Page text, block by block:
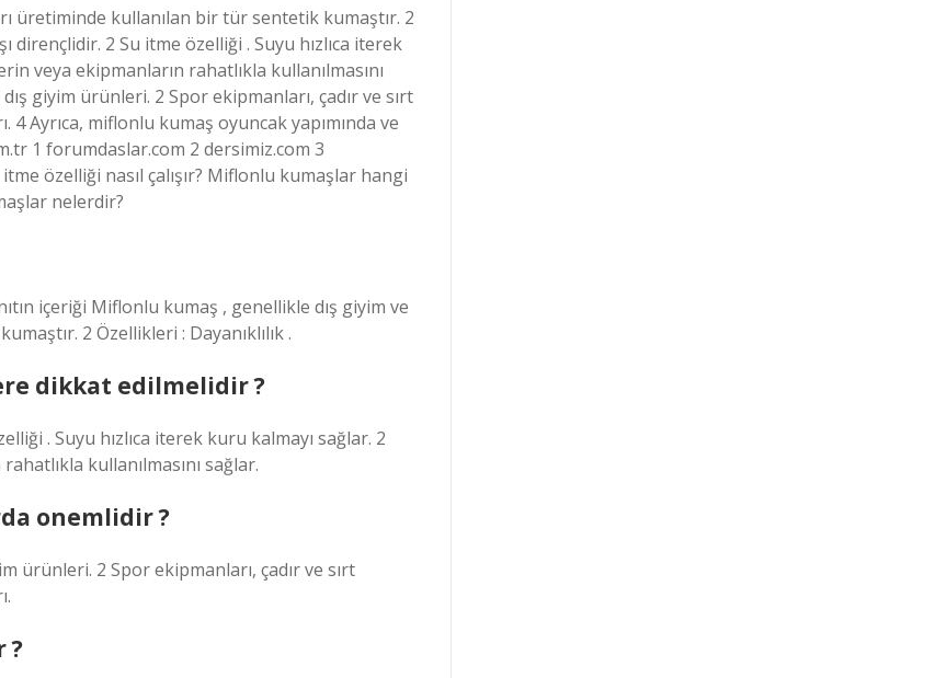
üretiminde kullanılan bir tür sentetik kumaştır. 2
dirençlidir. 2 Su itme özelliği . Suyu hızlıca iterek
veya ekipmanların rahatlıkla kullanılmasını
giyim ürünleri. 2 Spor ekipmanları, çadır ve sırt
4 Ayrıca, miflonlu kumaş oyuncak yapımında ve
1 forumdaslar.com 2 dersimiz.com 3
özelliği nasıl çalışır? Miflonlu kumaşlar hangi
nelerdir?
içeriği Miflonlu kumaş , genellikle dış giyim ve
2 Özellikleri : Dayanıklılık .
dikkat edilmelidir ?
. Suyu hızlıca iterek kuru kalmayı sağlar. 2
kullanılmasını sağlar.
onemlidir ?
ürünleri. 2 Spor ekipmanları, çadır ve sırt
?